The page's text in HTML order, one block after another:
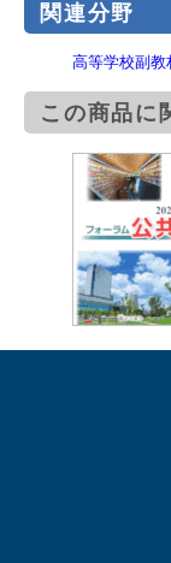
関連分野
高等学校副
この商品に